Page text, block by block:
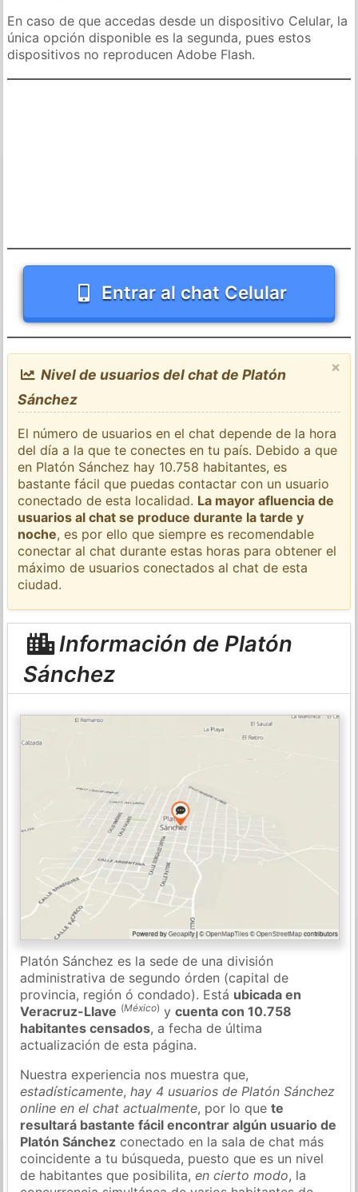
En caso de que accedas desde un dispositivo Celular, la
única opción disponible es la segunda, pues estos
dispositivos no reproducen Adobe Flash.
Entrar al chat Celular
×
Nivel de usuarios del chat de Platón
Sánchez
El número de usuarios en el chat depende de la hora
del día a la que te conectes en tu país. Debido a que
en Platón Sánchez hay 10.758 habitantes, es
bastante fácil que puedas contactar con un usuario
conectado de esta localidad. La mayor afluencia de
usuarios al chat se produce durante la tarde y
noche, es por ello que siempre es recomendable
conectar al chat durante estas horas para obtener el
máximo de usuarios conectados al chat de esta
ciudad.
Información de Platón
Sánchez
Platón Sánchez es la sede de una división
administrativa de segundo órden (capital de
provincia, región ó condado). Está ubicada en
Veracruz-Llave (México) ycuenta con 10.758
habitantes censados, a fecha de última
actualización de esta página.
Nuestra experiencia nos muestra que,
estadísticamente,hay 4 usuarios de Platón Sánchez
online en el chat actualmente, por lo quete
resultará bastante fácil encontrar algún usuario de
Platón Sánchez conectado en la sala de chat más
coincidente a tu búsqueda, puesto que es un nivel
de habitantes que posibilita,en cierto modo, la